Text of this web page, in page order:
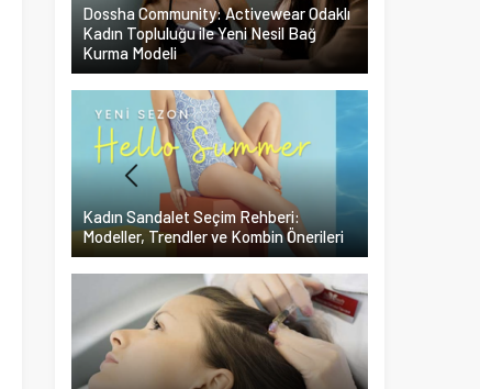
Dossha Community: Activewear Odaklı
Kadın Topluluğu ile Yeni Nesil Bağ
Kurma Modeli
Kadın Sandalet Seçim Rehberi:
Modeller, Trendler ve Kombin Önerileri